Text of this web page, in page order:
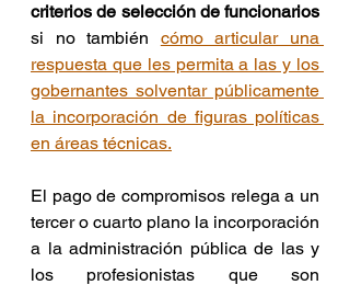
criterios de selección de funcionarios
si no también cómo articular una
respuesta que les permita a las y los
gobernantes solventar públicamente
la incorporación de figuras políticas
en áreas técnicas.
El pago de compromisos relega a un
tercer o cuarto plano la incorporación
a la administración pública de las y
los profesionistas que son